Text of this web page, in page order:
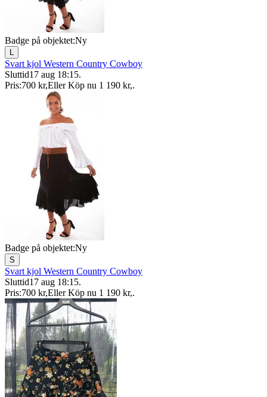
Badge på objektet:Ny
L
Svart kjol Western Country Cowboy
Sluttid17 aug 18:15.
Pris:700 kr,Eller Köp nu 1 190 kr,.
Badge på objektet:Ny
S
Svart kjol Western Country Cowboy
Sluttid17 aug 18:15.
Pris:700 kr,Eller Köp nu 1 190 kr,.